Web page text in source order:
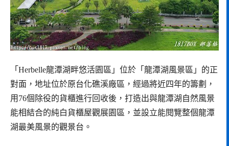
「Herbelle龍潭湖畔悠活園區」位於「龍潭湖風景區」的正
對面，地址位於原台化礁溪廠區，經過將近四年的籌劃，
用76個除役的貨櫃進行回收後，打造出與龍潭湖自然風景
能相結合的純白貨櫃屋觀展園區，並設立能閱覽整個龍潭
湖最美風景的觀景台。